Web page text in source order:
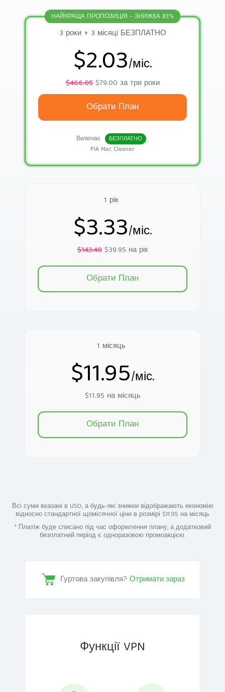
1 місяць
$11.95/міс.
$11.95 на місяць
Обрати План
НАЙКРАЩА ПРОПОЗИЦІЯ – ЗНИЖКА 83%
3 роки + 3 місяці БЕЗПЛАТНО
$2.03/міс.
$466.05$79.00 за три роки
Обрати План
Включає БЕЗПЛАТНО
PIA Mac Cleaner
1 рік
$3.33/міс.
$143.40$39.95 на рік
Обрати План
Всі суми вказані в USD, а будь-які знижки відображають економію
відносно стандартної щомісячної ціни в розмірі $11.95 на місяць
³ Платіж буде списано під час оформлення плану, а додатковий
безплатний період є одноразовою промоакцією.
Гуртова закупівля? Отримати зараз
Функції VPN